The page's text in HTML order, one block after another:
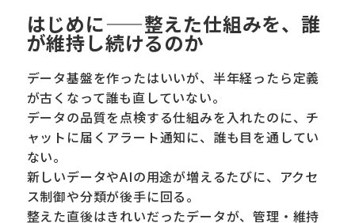
はじめに——整えた仕組みを、誰
が維持し続けるのか
データ基盤を作ったはいいが、半年経ったら定義
が古くなって誰も直していない。
データの品質を点検する仕組みを入れたのに、チ
ャットに届くアラート通知に、誰も目を通してい
ない。
新しいデータやAIの用途が増えるたびに、アクセ
ス制御や分類が後手に回る。
整えた直後はきれいだったデータが、管理・維持